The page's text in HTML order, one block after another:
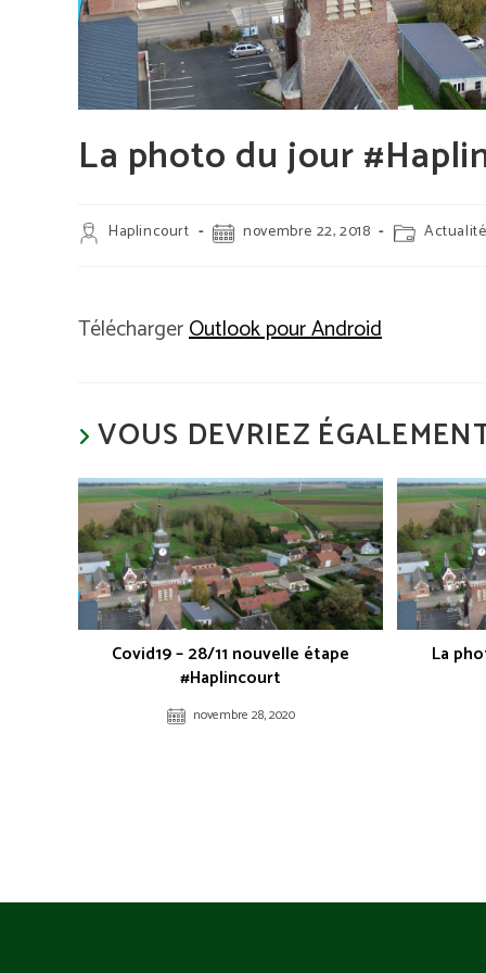
La photo du jour
Auteur/autrice
de
Haplincourt
Publication
publiée :
novembre 22, 2018
Post
category:
Actualité
TéléchargerOutlook pour Android
VOUS DEVRIEZ
Covid19 – 28/11 nouvelle étape
#Haplincourt
novembre 28, 2020
La